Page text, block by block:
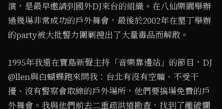
演，是最早邀請到國外DJ來台的組織。在八仙樂園舉辦
過幾場非常成功的戶外舞會，最後於2002年在墾丁舉辦
的party被大批警力圍剿搜出了大量毒品而解散。
1995年我還在寶島新聲主持「音樂靠邊站」的節目，DJ
@llen與白蝴蝶跑來問我：台北有沒有空曠、不受干
擾、沒有警察會取締的戶外場所，他們要搞場免費的戶
外舞會。我與他們前去二重疏洪道勘查，找到了離破爛